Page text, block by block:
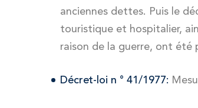
anciennes dettes. Puis le
touristique et hospitalier,
raison de la guerre, ont été
Décret-loi n ° 41/1977: